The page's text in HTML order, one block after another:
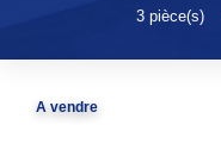
3 pièce(s)
A vendre